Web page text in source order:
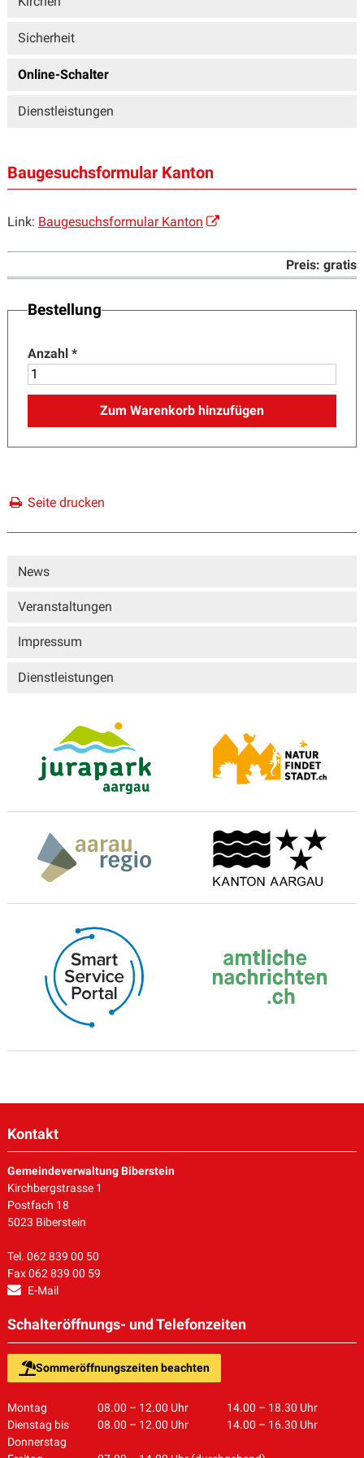
Sicherheit
Online-Schalter
Dienstleistungen
Baugesuchsformular Kanton
Link: Baugesuchsformular Kanton
Preis: gratis
Bestellung
Anzahl *
Zum Warenkorb hinzufügen
Seite drucken
Sidebar
News
Veranstaltungen
Impressum
Dienstleistungen
Kontakt
Gemeindeverwaltung Biberstein
Kirchbergstrasse 1
Postfach 18
5023 Biberstein
Tel. 062 839 00 50
Fax 062 839 00 59
E-Mail
Schalteröffnungs- und Telefonzeiten
Sommeröffnungszeiten beachten
Montag 08.00 – 12.00 Uhr
14.00 – 18.30 Uhr
Dienstag bis
Donnerstag
08.00 – 12.00 Uhr 14.00 – 16.30 Uhr